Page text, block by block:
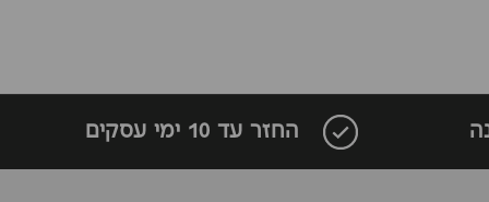
החזר עד 10 ימי עסקים